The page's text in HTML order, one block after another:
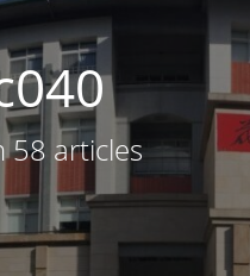
58 articles